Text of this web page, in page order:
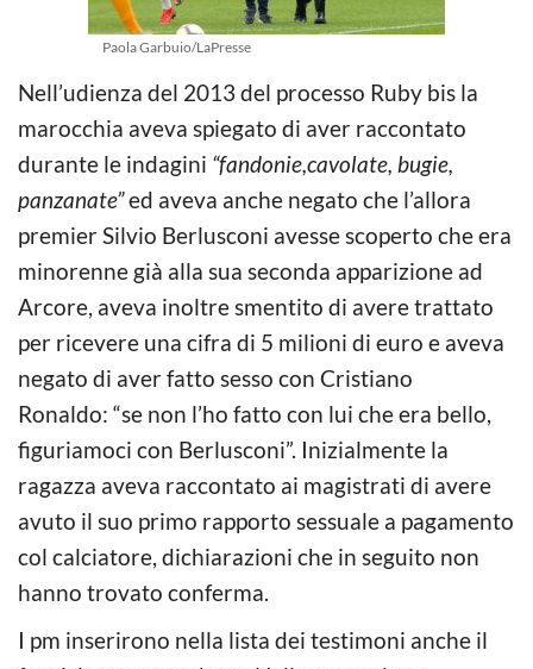
Paola Garbuio/LaPresse
Nell’udienza del 2013 del processo Ruby bis la
marocchia aveva spiegato di aver raccontato
durante le indagini “fandonie,cavolate, bugie,
panzanate”ed aveva anche negato che l’allora
premier Silvio Berlusconi avesse scoperto che era
minorenne già alla sua seconda apparizione ad
Arcore, aveva inoltre smentito di avere trattato
per ricevere una cifra di 5 milioni di euro e aveva
negato di aver fatto sesso con Cristiano
Ronaldo: “se non l’ho fatto con lui che era bello,
figuriamoci con Berlusconi”. Inizialmente la
ragazza aveva raccontato ai magistrati di avere
avuto il suo primo rapporto sessuale a pagamento
col calciatore, dichiarazioni che in seguito non
hanno trovato conferma.
I pm inserirono nella lista dei testimoni anche il